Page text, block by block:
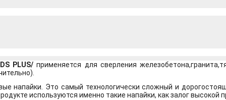
PLUS/ применяется для сверления
напайки. Это самый технологически сложный и
используются именно такие напайки, как залог высокой